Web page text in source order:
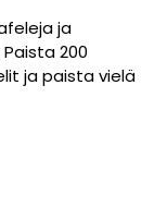
ja
200
ja paista vielä